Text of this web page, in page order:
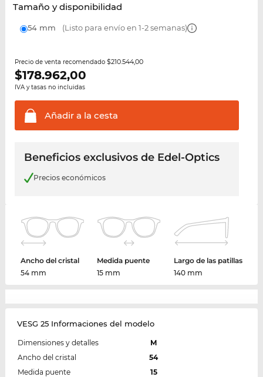
Tamaño y disponibilidad
54 mm (Listo para envío en 1-2 semanas)
Precio de venta recomendado $210.544,00
$178.962,00
IVA y tasas no incluidas
Añadir a la cesta
Beneficios exclusivos de Edel-Optics
Precios económicos
Ancho del cristal
54 mm
Medida puente
15 mm
Largo de las patillas
140 mm
VESG 25 Informaciones del modelo
Dimensiones y detalles
M
Ancho del cristal
54
Medida puente
15